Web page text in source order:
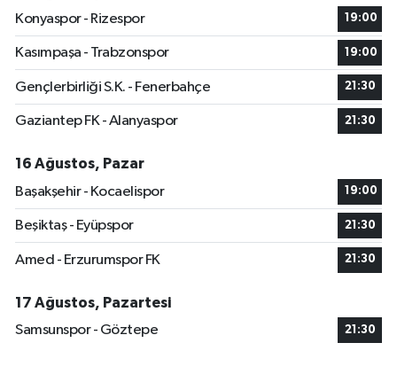
Konyaspor - Rizespor
19:00
Kasımpaşa - Trabzonspor 19:00
Gençlerbirliği S.K. - Fenerbahçe 21:30
Gaziantep FK - Alanyaspor 21:30
16 Ağustos, Pazar
Başakşehir - Kocaelispor
19:00
Beşiktaş - Eyüpspor 21:30
Amed - Erzurumspor FK 21:30
17 Ağustos, Pazartesi
Samsunspor - Göztepe
21:30